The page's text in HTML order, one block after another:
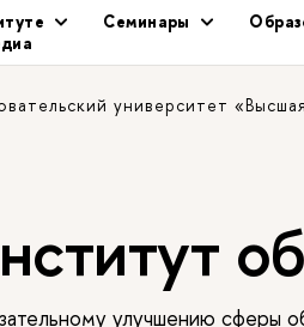
Семинары
университет
улучшению сферы